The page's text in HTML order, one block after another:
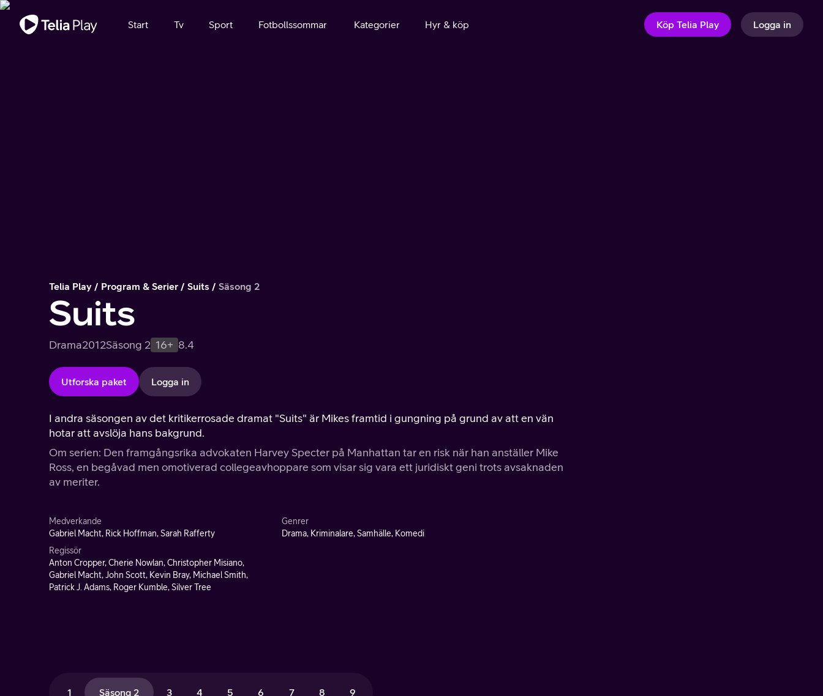
Viktigt meddelande
Start Tv Sport Fotbollssommar Kategorier Hyr & köp Köp Telia Play Logga in
Telia Play Program & Serier Suits Säsong 2
Suits
Drama2012Säsong 2 16+ 8.4
Utforska paket Logga in
I andra säsongen av det kritikerrosade dramat "Suits" är Mikes framtid i gungning på grund av att en vän
hotar att avslöja hans bakgrund.
Om serien: Den framgångsrika advokaten Harvey Specter på Manhattan tar en risk när han anställer Mike
Ross, en begåvad men omotiverad collegeavhoppare som visar sig vara ett juridiskt geni trots avsaknaden
av meriter.
Medverkande
Gabriel Macht, Rick Hoffman, Sarah Rafferty
Regissör
Anton Cropper, Cherie Nowlan, Christopher Misiano,
Gabriel Macht, John Scott, Kevin Bray, Michael Smith,
Patrick J. Adams, Roger Kumble, Silver Tree
Genrer
Drama, Kriminalare, Samhälle, Komedi
1 Säsong 2 3 4 5 6 7 8 9